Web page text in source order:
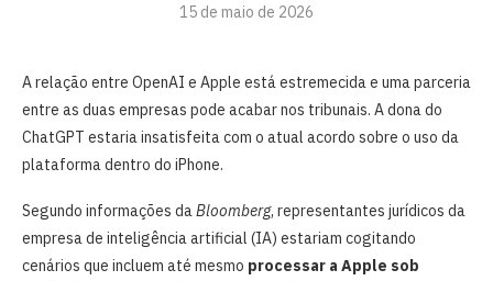
15 de maio de 2026
A relação entre OpenAI e Apple está estremecida e uma parceria
entre as duas empresas pode acabar nos tribunais. A dona do
ChatGPT estaria insatisfeita com o atual acordo sobre o uso da
plataforma dentro do iPhone.
Segundo informações daBloomberg, representantes jurídicos da
empresa de inteligência artificial (IA) estariam cogitando
cenários que incluem até mesmo processar a Apple sob